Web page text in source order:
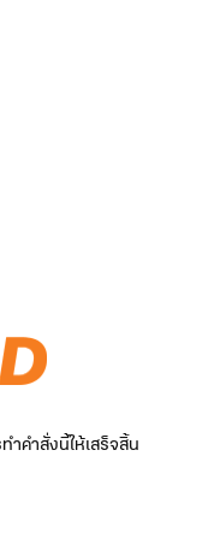
คำสั่งนี้ให้เสร็จสิ้น